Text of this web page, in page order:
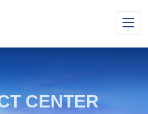
CENTER